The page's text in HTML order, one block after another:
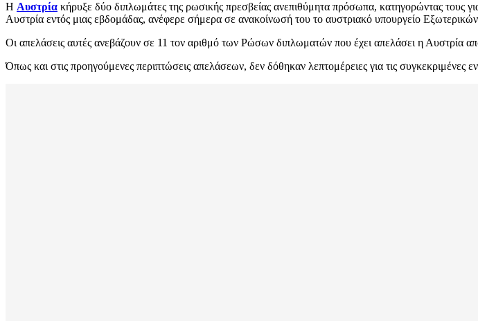
Η Αυστρία κήρυξε δύο διπλωμάτες της ρωσικής πρεσβείας ανεπιθύμητα πρόσωπα, κατηγορώντας τους
Αυστρία εντός μιας εβδομάδας, ανέφερε σήμερα σε ανακοίνωσή του το αυστριακό υπουργείο
Οι απελάσεις αυτές ανεβάζουν σε 11 τον αριθμό των Ρώσων διπλωματών που έχει απελάσει η
Όπως και στις προηγούμενες περιπτώσεις απελάσεων, δεν δόθηκαν λεπτομέρειες για τις συγκεκριμένες